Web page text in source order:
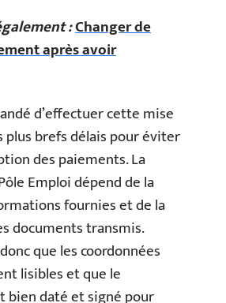
:Changer de
après avoir
d’effectuer cette mise
plus brefs délais pour éviter
des paiements. La
Emploi dépend de la
fournies et de la
documents transmis.
que les coordonnées
lisibles et que le
bien daté et signé pour